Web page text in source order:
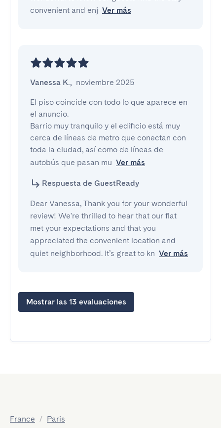
convenient and enj Ver más
Vanessa K., noviembre 2025
El piso coincide con todo lo que aparece en
el anuncio.
Barrio muy tranquilo y el edificio está muy
cerca de líneas de metro que conectan con
toda la ciudad, así como de líneas de
autobús que pasan mu Ver más
Respuesta de GuestReady
Dear Vanessa, Thank you for your wonderful
review! We're thrilled to hear that our flat
met your expectations and that you
appreciated the convenient location and
quiet neighborhood. It’s great to kn Ver más
Mostrar las 13 evaluaciones
France / Paris